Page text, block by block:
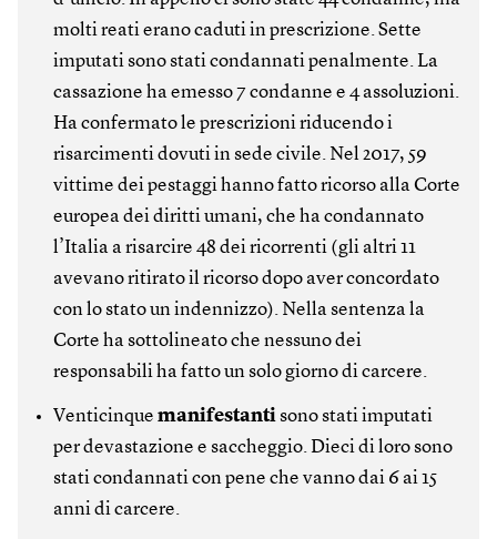
molti reati erano caduti in prescrizione. Sette
imputati sono stati condannati penalmente. La
cassazione ha emesso 7 condanne e 4 assoluzioni.
Ha confermato le prescrizioni riducendo i
risarcimenti dovuti in sede civile. Nel 2017, 59
vittime dei pestaggi hanno fatto ricorso alla Corte
europea dei diritti umani, che ha condannato
l’Italia a risarcire 48 dei ricorrenti (gli altri 11
avevano ritirato il ricorso dopo aver concordato
con lo stato un indennizzo). Nella sentenza la
Corte ha sottolineato che nessuno dei
responsabili ha fatto un solo giorno di carcere.
Venticinque manifestantisono stati imputati
per devastazione e saccheggio. Dieci di loro sono
stati condannati con pene che vanno dai 6 ai 15
anni di carcere.